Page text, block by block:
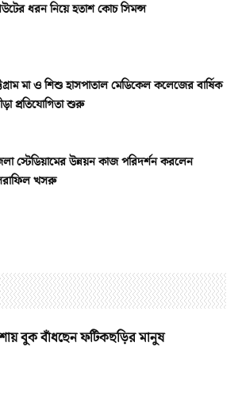
ধরন নিয়ে হতাশ কোচ সিমন্স
মা ও শিশু হাসপাতাল মেডিকেল কলেজের বার্ষিক
প্রতিযোগিতা শুরু
স্টেডিয়ামের উন্নয়ন কাজ পরিদর্শন করলেন
খসরু
বুক বাঁধছেন ফটিকছড়ির মানুষ